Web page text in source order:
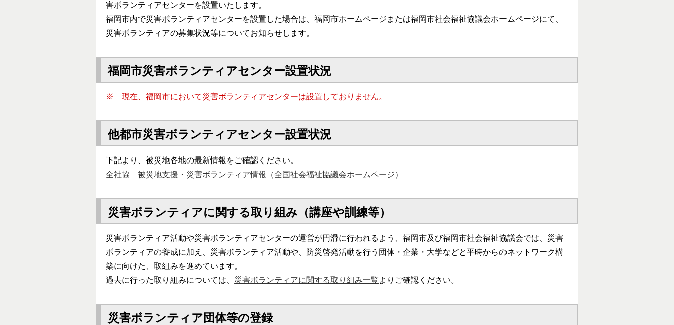
害ボランティアセンターを設置いたします。
福岡市内で災害ボランティアセンターを設置した場合は、福岡市ホームページまたは福岡市社会福祉協議会ホームページにて、
災害ボランティアの募集状況等についてお知らせします。
福岡市災害ボランティアセンター設置状況
※ 現在、福岡市において災害ボランティアセンターは設置しておりません。
他都市災害ボランティアセンター設置状況
下記より、被災地各地の最新情報をご確認ください。
全社協 被災地支援・災害ボランティア情報（全国社会福祉協議会ホームページ）
災害ボランティアに関する取り組み（講座や訓練等）
災害ボランティア活動や災害ボランティアセンターの運営が円滑に行われるよう、福岡市及び福岡市社会福祉協議会では、災害
ボランティアの養成に加え、災害ボランティア活動や、防災啓発活動を行う団体・企業・大学などと平時からのネットワーク構
築に向けた、取組みを進めています。
過去に行った取り組みについては、 災害ボランティアに関する取り組み一覧よりご確認ください。
災害ボランティア団体等の登録